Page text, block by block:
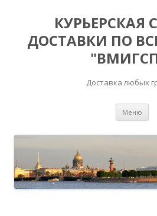
КУРЬЕРСКАЯ
ДОСТАВКИ ПО
Доставка любых
Меню